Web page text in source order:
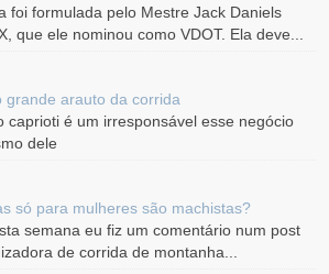
foi formulada pelo Mestre Jack Daniels
que ele nominou como VDOT. Ela deve...
grande arauto da corrida
caprioti é um irresponsável esse negócio
dele
só para mulheres são machistas?
semana eu fiz um comentário num post
de corrida de montanha...